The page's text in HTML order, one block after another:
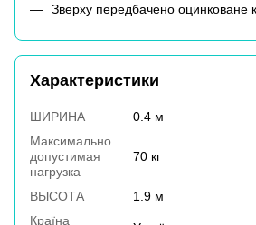
Зверху передбачено оцинковане
Характеристики
ШИРИНА
0.4 м
Максимально
допустимая
нагрузка
70 кг
ВЫСОТА
1.9 м
Країна